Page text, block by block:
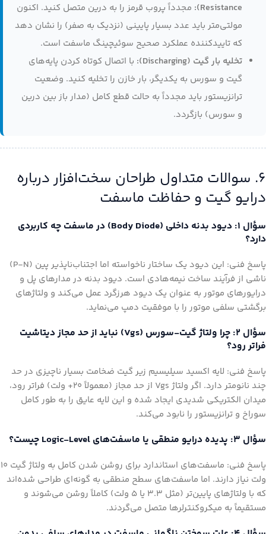
Resistance):
مجدداً پروب قرمز را به درین متصل کنید. اکنون
مولتی‌متر باید عدد بسیار پایینی (نزدیک به صفر) را نشان دهد
که تاییدکننده عملکرد صحیح سوئیچینگ ماسفت است.
تخلیه بار گیت (Discharging):
با اتصال کوتاه کردن پایه‌های
گیت و سورس به یکدیگر، بار خازن را تخلیه کنید. وضعیت
ترانزیستور باید مجدداً به حالت قطع کامل (مدار باز بین درین
و سورس) بازگردد.
۶. سوالات متداول طراحان سخت‌افزار درباره
درایو گیت و حفاظت ماسفت
سؤال ۱: دیود بدنه داخلی (Body Diode) در ماسفت چه کاربردی
دارد؟
پاسخ فنی: این دیود یک ساختار ناخواسته اما اجتناب‌ناپذیر پین (P-N)
ناشی از فرآیند ساخت نیمه‌هادی است. دیود بدنه در مدارهای پل و
درایورهای موتور به عنوان یک دیود هرزگرد عمل می‌کند و ولتاژهای
برگشتی سلفی موتور را با موفقیت دمپ می‌نماید.
سؤال ۲: چرا ولتاژ گیت-سورس (Vgs) نباید از حد مجاز دیتاشیت
فراتر رود؟
پاسخ فنی: لایه اکسید سیلیسیم زیر گیت ضخامت بسیار ناچیزی در حد
چند نانومتر دارد. اگر ولتاژ Vgs از حد مجاز (معمولاً ۲۰+ ولت) فراتر رود،
میدان الکتریکی شدیدی ایجاد شده و این لایه عایق را به طور کامل
سوراخ و ترانزیستور را نابود می‌کند.
سؤال ۳: پدیده درایو منطقی یا ماسفت‌های Logic-Level چیست؟
پاسخ فنی: ماسفت‌های استاندارد برای روشن شدن کامل به ولتاژ گیت ۱۰
ولت نیاز دارند. اما ماسفت‌های سطح منطقی به گونه‌ای طراحی شده‌اند
که با ولتاژهای پایین‌تر (مثل ۳.۳ یا ۵ ولت) کاملاً روشن می‌شوند و
مستقیماً به میکروکنترلرها متصل می‌گردند.